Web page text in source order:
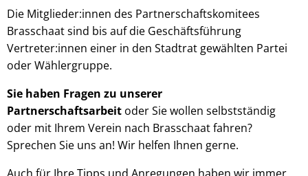
Die Mitglieder:innen des Partnerschaftskomitees
Brasschaat sind bis auf die Geschäftsführung
Vertreter:innen einer in den Stadtrat gewählten Partei
oder Wählergruppe.
Sie haben Fragen zu unserer
Partnerschaftsarbeit oder Sie wollen selbstständig
oder mit Ihrem Verein nach Brasschaat fahren?
Sprechen Sie uns an! Wir helfen Ihnen gerne.